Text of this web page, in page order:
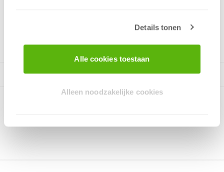
Details tonen
Alle cookies toestaan
Alleen noodzakelijke cookies